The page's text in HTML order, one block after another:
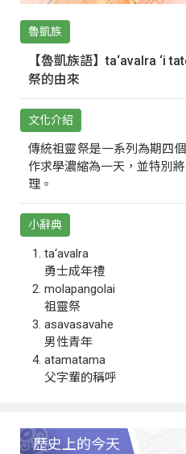
魯凱族
【魯凱族語】ta‘avalra ‘i
祭的由來
文化介紹
傳統祖靈祭是一系列為期四
作求學濃縮為一天，並特別
理。
小辭典
ta‘avalra
勇士成年禮
molapangolai
祖靈祭
asavasavahe
男性青年
atamatama
父字輩的稱呼
歷史上的今天